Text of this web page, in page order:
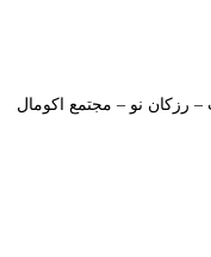
رزکان نو – مجتمع اکومال